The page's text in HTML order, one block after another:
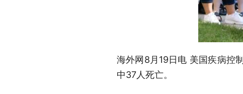
海外网8月19日电 美国疾病控
中37人死亡。